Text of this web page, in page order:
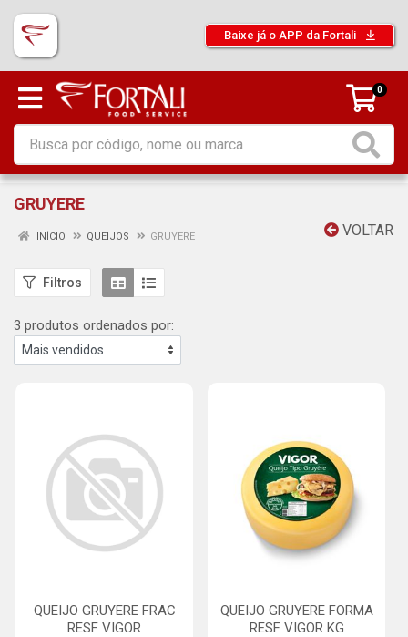
Baixe já o APP da Fortali
0
GRUYERE
VOLTAR
INÍCIO QUEIJOS GRUYERE
Filtros
3 produtos ordenados por:
QUEIJO GRUYERE FRAC
RESF VIGOR
QUEIJO GRUYERE FORMA
RESF VIGOR KG